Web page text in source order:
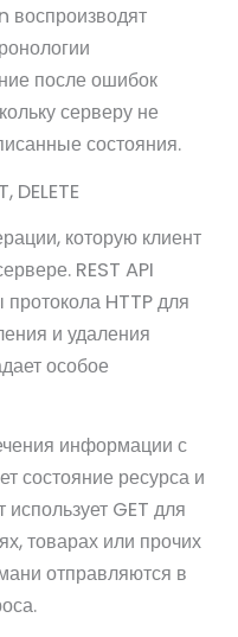
воспроизводят
после ошибок
серверу не
состояния.
DELETE
которую клиент
REST API
HTTP для
и удаления
особое
информации с
состояние ресурса и
GET для
товарах или прочих
отправляются в